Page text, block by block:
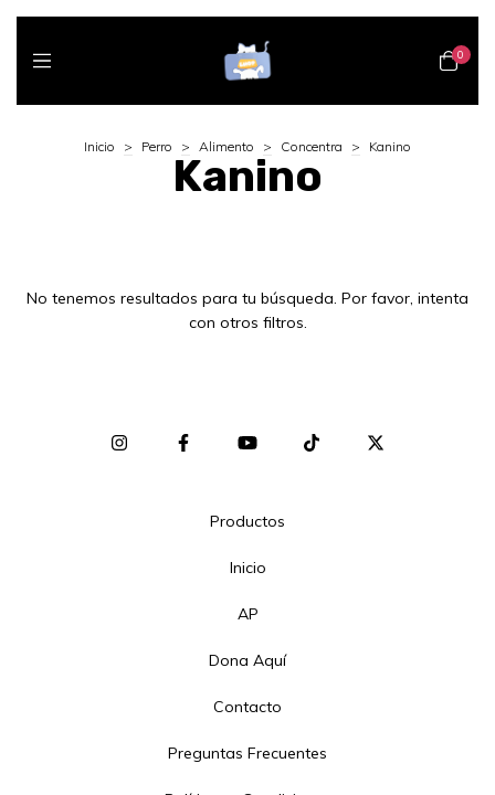
0
Inicio > Perro > Alimento > Concentra > Kanino
Kanino
No tenemos resultados para tu búsqueda. Por favor, intenta
con otros filtros.
Productos
Inicio
AP
Dona Aquí
Contacto
Preguntas Frecuentes